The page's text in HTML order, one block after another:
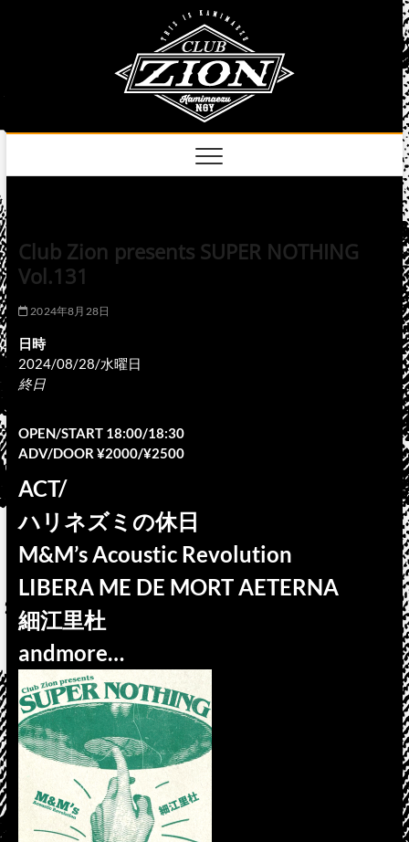
Club Zion presents SUPER NOTHING
Vol.131
2024年8月28日
日時
2024/08/28/水曜日
終日
OPEN/START 18:00/18:30
ADV/DOOR ¥2000/¥2500
ACT/
ハリネズミの休日
M&M’s Acoustic Revolution
LIBERA ME DE MORT AETERNA
細江里杜
andmore…